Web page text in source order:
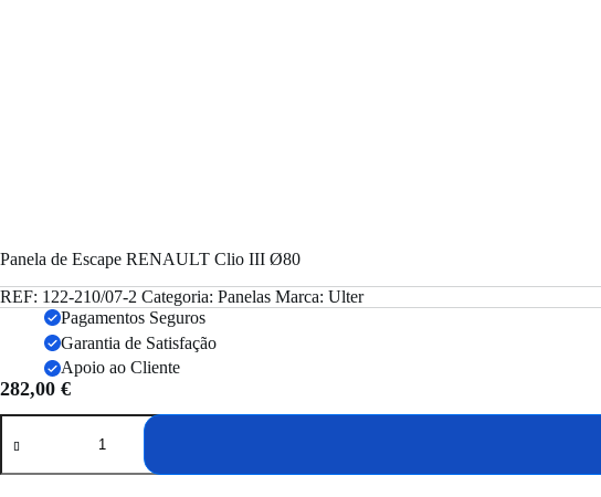
Panela de Escape RENAULT Clio III Ø80
REF: 122-210/07-2 Categoria: Panelas Marca: Ulter
Pagamentos Seguros
Garantia de Satisfação
Apoio ao Cliente
282,00 €
Quantidade
de
de